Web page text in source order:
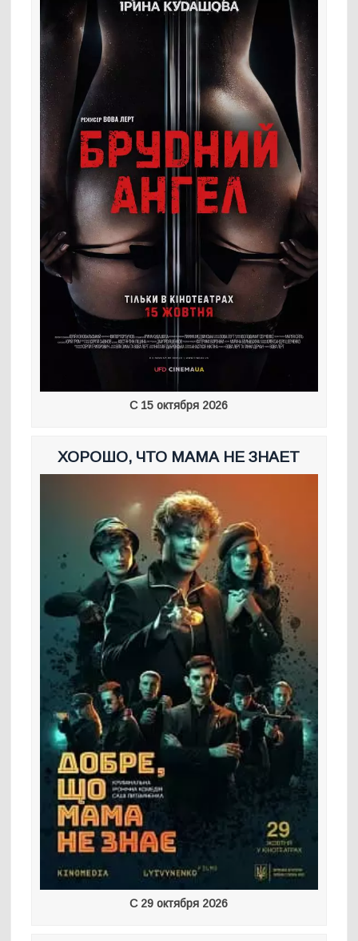
С 15 октября 2026
ХОРОШО, ЧТО МАМА НЕ ЗНАЕТ
С 29 октября 2026